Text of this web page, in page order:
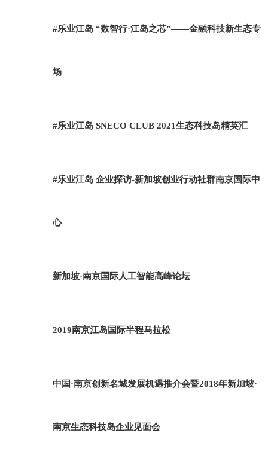
#乐业江岛 “数智行·江岛之芯”——金融科技新生态专
场
#乐业江岛 SNECO CLUB 2021生态科技岛精英汇
#乐业江岛 企业探访-新加坡创业行动社群南京国际中
心
新加坡·南京国际人工智能高峰论坛
2019南京江岛国际半程马拉松
中国·南京创新名城发展机遇推介会暨2018年新加坡·
南京生态科技岛企业见面会